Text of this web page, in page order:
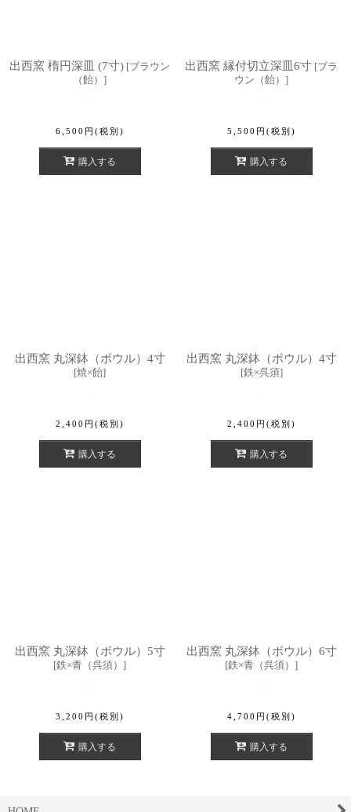
出西窯 楕円深皿 (7寸) [ブラウン
（飴） ]
6,500 円 (税別)
購入する
出西窯 縁付切立深皿6寸 [ブラ
ウン（飴） ]
5,500 円 (税別)
購入する
出西窯 丸深鉢（ボウル）4寸
[焼×飴]
2,400 円 (税別)
購入する
出西窯 丸深鉢（ボウル）4寸
[鉄×呉須]
2,400 円 (税別)
購入する
出西窯 丸深鉢（ボウル）5寸
[鉄×青（呉須） ]
3,200 円 (税別)
購入する
出西窯 丸深鉢（ボウル）6寸
[鉄×青（呉須） ]
4,700 円 (税別)
購入する